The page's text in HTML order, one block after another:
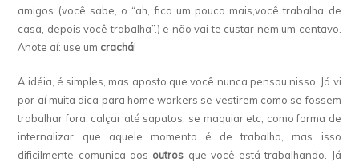
amigos (você sabe, o “ah, fica um pouco mais,você trabalha de
casa, depois você trabalha”.) e não vai te custar nem um centavo.
Anote aí: use um crachá!
A idéia, é simples, mas aposto que você nunca pensou nisso. Já vi
por aí muita dica para home workers se vestirem como se fossem
trabalhar fora, calçar até sapatos, se maquiar etc, como forma de
internalizar que aquele momento é de trabalho, mas isso
dificilmente comunica aos outros que você está trabalhando. Já